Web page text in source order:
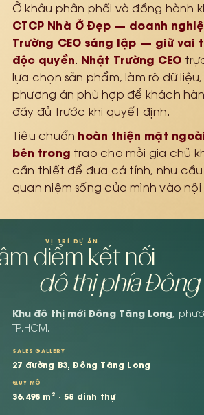
Ở khâu phân phối và đồng hành
CTCP Nhà Ở Đẹp — doanh
Trường CEO sáng lập — giữ vai
độc quyền. Nhật Trường CEO
lựa chọn sản phẩm, làm rõ dữ
phương án phù hợp để khách
đầy đủ trước khi quyết định.
Tiêu chuẩn hoàn thiện mặt
bên trong trao cho mỗi gia chủ
cần thiết để đưa cá tính, nhu
quan niệm sống của mình vào
VỊ TRÍ DỰ ÁN
điểm kết nối
đô thị phía Đông
Khu đô thị mới Đông Tăng Long,
TP.HCM.
SALES GALLERY
27 đường B3, Đông Tăng Long
QUY MÔ
36.498 m² · 58 dinh thự